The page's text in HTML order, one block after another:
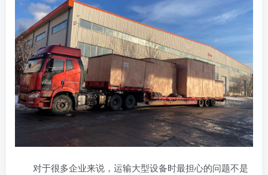
对于很多企业来说，运输大型设备时最担心的问题不是